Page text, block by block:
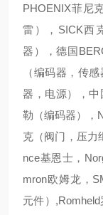
PHOENIX菲尼
雷），SICK西
器），德国
（编码器，传
器，电源），
勒（编码器），
克（阀门，压力
nce基恩士，
mron欧姆龙，
元件）